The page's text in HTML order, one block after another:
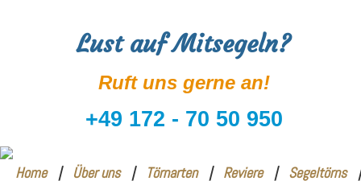
Lust auf Mitsegeln?
Ruft uns gerne an!
+49 172 - 70 50 950
Home | Über uns | Törnarten | Reviere | Segeltörns |